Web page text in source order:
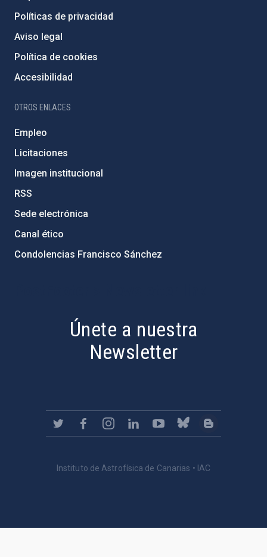
Políticas de privacidad
Aviso legal
Política de cookies
Accesibilidad
OTROS ENLACES
Empleo
Licitaciones
Imagen institucional
RSS
Sede electrónica
Canal ético
Condolencias Francisco Sánchez
Únete a nuestra
Newsletter
Instituto de Astrofísica de Canarias • IAC